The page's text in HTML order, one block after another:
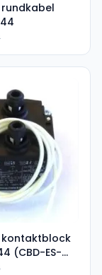
kontaktblock
(CBD-ES-